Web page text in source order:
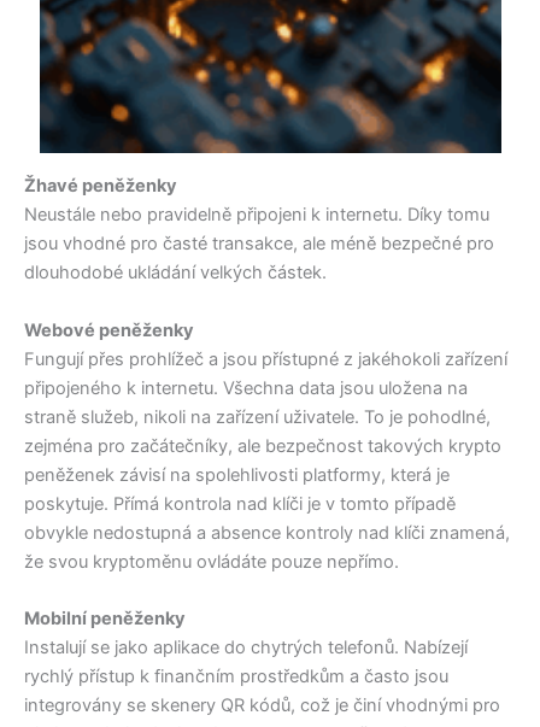
Žhavé peněženky
Neustále nebo pravidelně připojeni k internetu. Díky tomu
jsou vhodné pro časté transakce, ale méně bezpečné pro
dlouhodobé ukládání velkých částek.
Webové peněženky
Fungují přes prohlížeč a jsou přístupné z jakéhokoli zařízení
připojeného k internetu. Všechna data jsou uložena na
straně služeb, nikoli na zařízení uživatele. To je pohodlné,
zejména pro začátečníky, ale bezpečnost takových krypto
peněženek závisí na spolehlivosti platformy, která je
poskytuje. Přímá kontrola nad klíči je v tomto případě
obvykle nedostupná a absence kontroly nad klíči znamená,
že svou kryptoměnu ovládáte pouze nepřímo.
Mobilní peněženky
Instalují se jako aplikace do chytrých telefonů. Nabízejí
rychlý přístup k finančním prostředkům a často jsou
integrovány se skenery QR kódů, což je činí vhodnými pro